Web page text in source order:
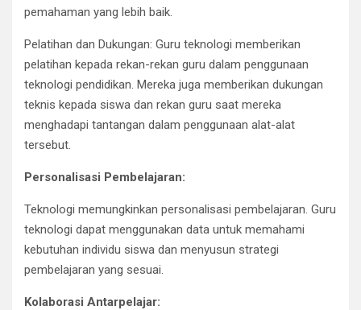
pemahaman yang lebih baik.
Pelatihan dan Dukungan: Guru teknologi memberikan
pelatihan kepada rekan-rekan guru dalam penggunaan
teknologi pendidikan. Mereka juga memberikan dukungan
teknis kepada siswa dan rekan guru saat mereka
menghadapi tantangan dalam penggunaan alat-alat
tersebut.
Personalisasi Pembelajaran:
Teknologi memungkinkan personalisasi pembelajaran. Guru
teknologi dapat menggunakan data untuk memahami
kebutuhan individu siswa dan menyusun strategi
pembelajaran yang sesuai.
Kolaborasi Antarpelajar: